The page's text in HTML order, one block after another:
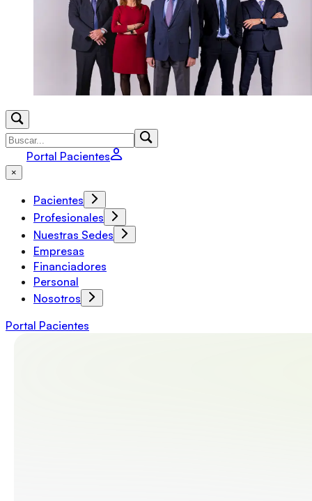
Portal Pacientes
×
Pacientes
Profesionales
Nuestras Sedes
Empresas
Financiadores
Personal
Nosotros
Portal Pacientes